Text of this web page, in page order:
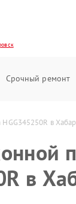
Срочный ремонт
в
в